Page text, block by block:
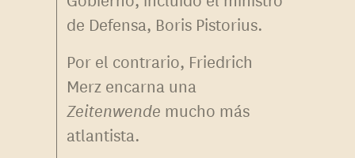
de Defensa, Boris Pistorius.
Por el contrario, Friedrich
Merz encarna una
Zeitenwende mucho más
atlantista.